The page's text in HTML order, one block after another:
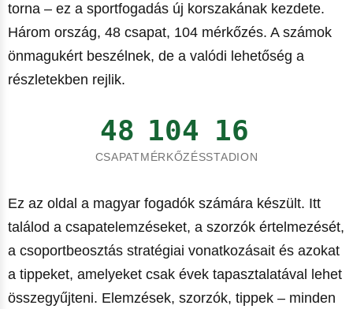
torna – ez a sportfogadás új korszakának kezdete.
Három ország, 48 csapat, 104 mérkőzés. A számok
önmagukért beszélnek, de a valódi lehetőség a
részletekben rejlik.
48
CSAPAT
104
MÉRKŐZÉS
16
STADION
Ez az oldal a magyar fogadók számára készült. Itt
találod a csapatelemzéseket, a szorzók értelmezését,
a csoportbeosztás stratégiai vonatkozásait és azokat
a tippeket, amelyeket csak évek tapasztalatával lehet
összegyűjteni. Elemzések, szorzók, tippek – minden